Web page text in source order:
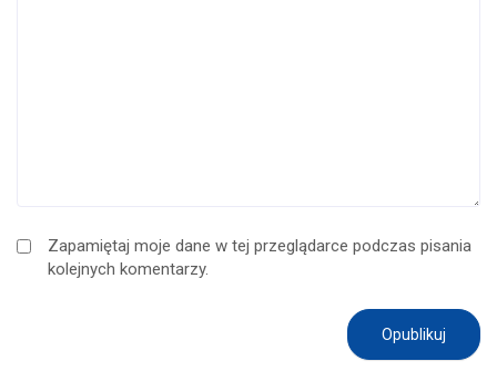
Zapamiętaj moje dane w tej przeglądarce podczas pisania
kolejnych komentarzy.